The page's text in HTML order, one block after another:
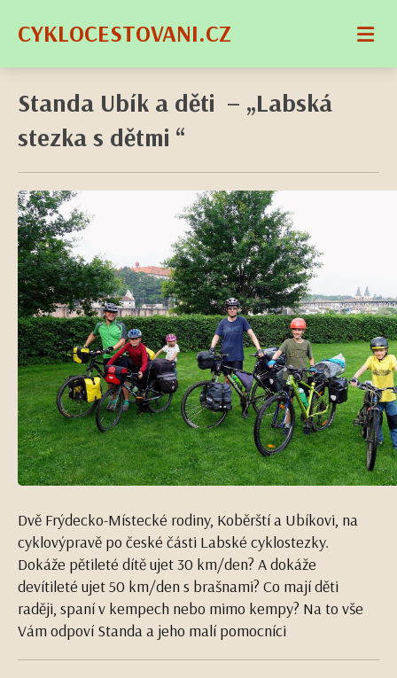
CYKLOCESTOVANI.CZ
Standa Ubík a děti – „Labská
stezka s dětmi “
Dvě Frýdecko-Místecké rodiny, Koběrští a Ubíkovi, na
cyklovýpravě po české části Labské cyklostezky.
Dokáže pětileté dítě ujet 30 km/den? A dokáže
devítileté ujet 50 km/den s brašnami? Co mají děti
raději, spaní v kempech nebo mimo kempy? Na to vše
Vám odpoví Standa a jeho malí pomocníci